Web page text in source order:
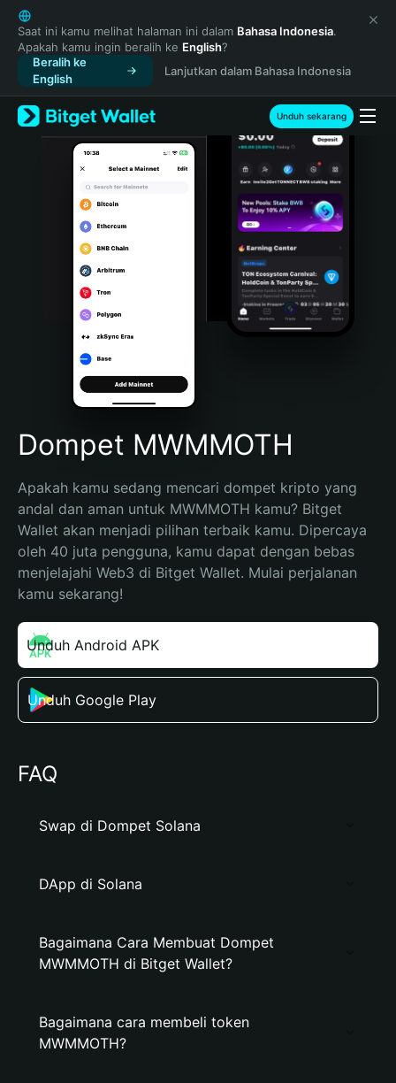
English
日本語
Tiếng Việt
Русский
Español (Latinoamérica)
Türkçe
Italiano
Português (Portugal)
Bahasa Indonesia
Português (Brasil)
Español (Argentina)
Saat ini kamu melihat halaman ini dalam Bahasa Indonesia.
Apakah kamu ingin beralih ke English?
Beralih ke
English
Lanjutkan dalam Bahasa Indonesia
Unduh sekarang
Dompet MWMMOTH
Apakah kamu sedang mencari dompet kripto yang
andal dan aman untuk MWMMOTH kamu? Bitget
Wallet akan menjadi pilihan terbaik kamu. Dipercaya
oleh 40 juta pengguna, kamu dapat dengan bebas
menjelajahi Web3 di Bitget Wallet. Mulai perjalanan
kamu sekarang!
Unduh Android APK
Unduh Google Play
FAQ
Swap di Dompet Solana
DApp di Solana
Bagaimana Cara Membuat Dompet
MWMMOTH di Bitget Wallet?
Bagaimana cara membeli token
MWMMOTH?